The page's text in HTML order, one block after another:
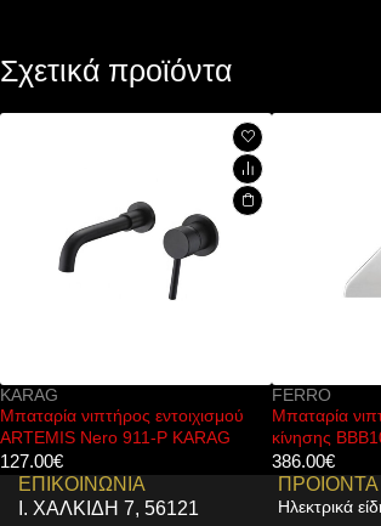
Σχετικά προϊόντα
KARAG
Μπαταρία νιπτήρος εντοιχισμού
ARTEMIS Nero 911-P KARAG
127.00€
FERRO
Μπαταρία
κίνησης
386.00€
ΕΠΙΚΟΙΝΩΝΙΑ
Ι. ΧΑΛΚΙΔΗ 7, 56121
ΠΡΟΙΟΝΤΑ
Ηλεκτρικά